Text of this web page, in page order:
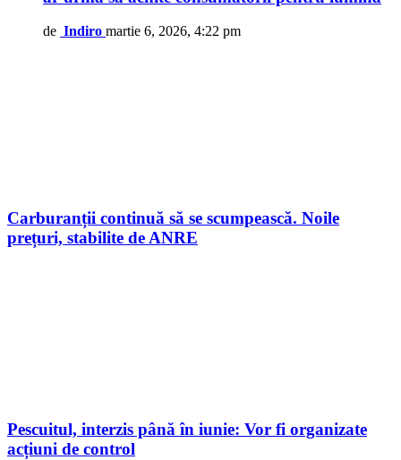
de Indiro martie 6, 2026, 4:22 pm
Carburanții continuă să se scumpească. Noile
prețuri, stabilite de ANRE
Pescuitul, interzis până în iunie: Vor fi organizate
acțiuni de control